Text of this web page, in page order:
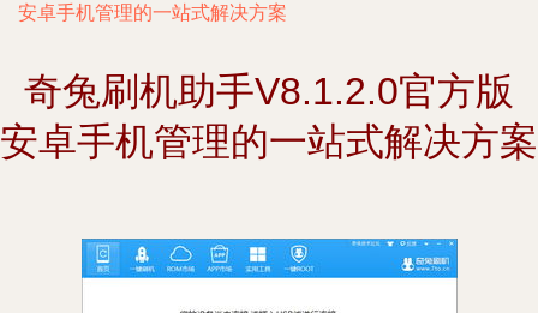
安卓手机管理的一站式解决方案
奇兔刷机助手V8.1.2.0官方版
安卓手机管理的一站式解决方案